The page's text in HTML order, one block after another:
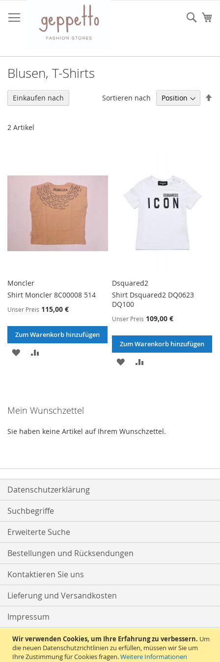
Wir verwenden Cookies, um Ihre Erfahrung zu verbessern. Um
die neuen Datenschutzrichtlinien zu erfüllen, müssen wir Sie um
Ihre Zustimmung für Cookies fragen.Weitere Informationen
zum
Inhalt
Blusen, T-Shirts
2 Artikel
Sortieren nach
Moncler
Shirt Moncler 8C00008 514
Unser Preis 115,00 €
Zum Warenkorb hinzufügen
ZUR
Dsquared2
Shirt Dsquared2 DQ0623
DQ100
Unser Preis 109,00 €
Zum Warenkorb hinzufügen
ZUR
Einkaufen nach
Mein Wunschzettel
Sie haben keine Artikel auf Ihrem Wunschzettel.
Datenschutzerklärung
Suchbegriffe
Erweiterte Suche
Bestellungen und Rücksendungen
Kontaktieren Sie uns
Lieferung und Versandkosten
Impressum
AGB
Widerruf